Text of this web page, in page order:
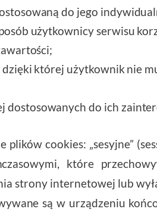
do jego
użytkownicy serwisu
której użytkownik nie
do ich
cookies: „sesyjne”
które
strony internetowej lub
są w urządzeniu